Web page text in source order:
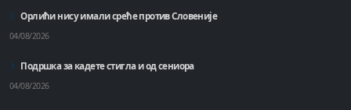
Орлићи нису имали среће против Словеније
04/08/2026
Подршка за кадете стигла и од сениора
04/08/2026